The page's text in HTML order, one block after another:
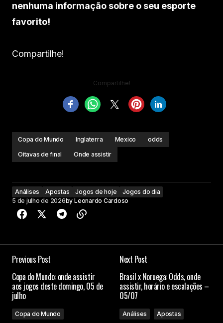
nenhuma informação sobre o seu esporte
favorito!
Compartilhe!
Compartilhe!
Copa do Mundo Inglaterra Mexico
odds
Oitavas de final
Onde assistir
Análises Apostas Jogos de hoje
Jogos do dia
5 de julho de 2026by Leonardo Cardoso
Previous Post
Copa do Mundo: onde assistir
aos jogos deste domingo, 05 de
julho
Copa do Mundo
Next Post
Brasil x Noruega: Odds, onde
assistir, horário e escalações –
05/07
Análises Apostas